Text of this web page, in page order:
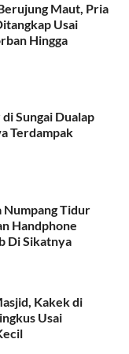
Maut, Pria
Usai
Hingga
Sungai Dualap
Terdampak
Numpang Tidur
Handphone
Di Sikatnya
Kakek di
Usai